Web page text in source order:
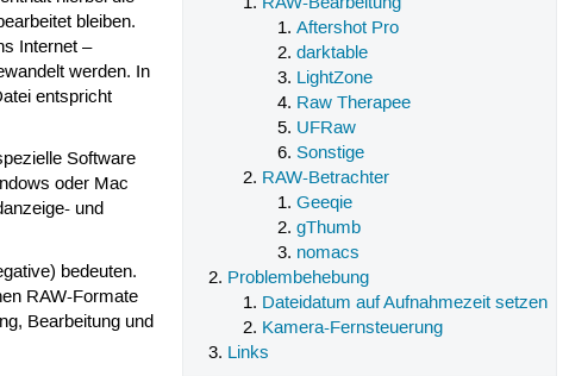
Aftershot Pro
darktable
LightZone
Raw Therapee
UFRaw
Sonstige
RAW-Betrachter
Geeqie
gThumb
nomacs
Problembehebung
Dateidatum auf Aufnahmezeit setzen
Kamera-Fernsteuerung
Links
bleiben.
Internet –
werden. In
entspricht
Software
oder Mac
und
bedeuten.
RAW-Formate
Bearbeitung und